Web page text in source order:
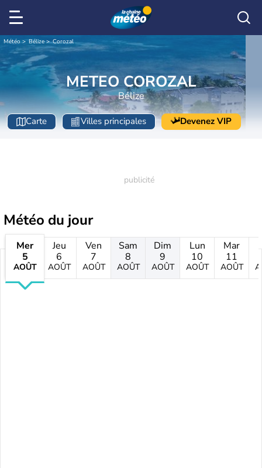
Météo Bélize Corozal
METEO COROZAL
Bélize
Carte Villes principales Devenez VIP
Météo du jour
Mer
5
AOÛT
Jeu
6
AOÛT
Ven
7
AOÛT
Sam
8
AOÛT
Dim
9
AOÛT
Lun
10
AOÛT
Mar
11
AOÛT